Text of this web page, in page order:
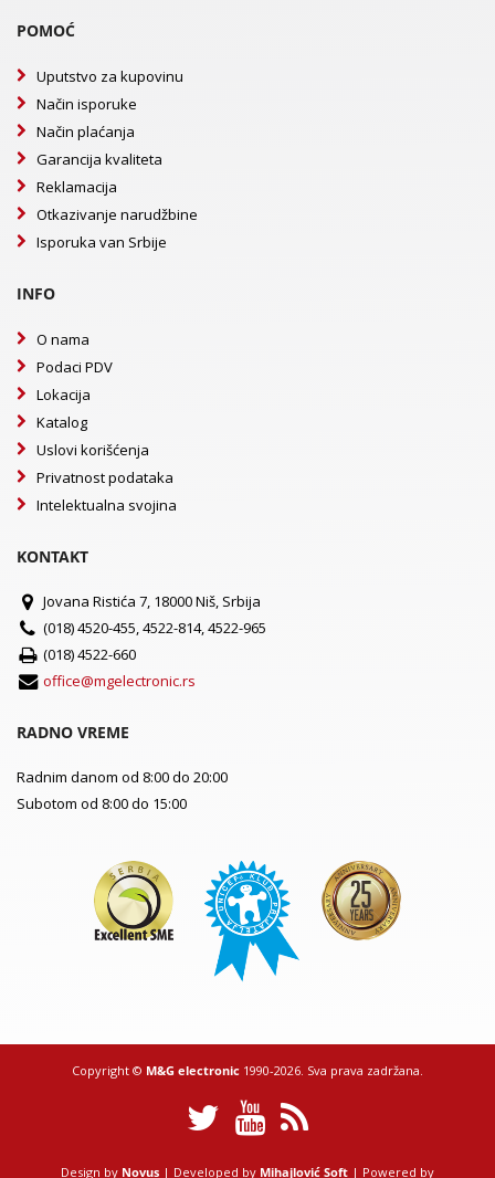
POMOĆ
Uputstvo za kupovinu
Način isporuke
Način plaćanja
Garancija kvaliteta
Reklamacija
Otkazivanje narudžbine
Isporuka van Srbije
INFO
O nama
Podaci PDV
Lokacija
Katalog
Uslovi korišćenja
Privatnost podataka
Intelektualna svojina
KONTAKT
Jovana Ristića 7, 18000 Niš, Srbija
(018) 4520-455, 4522-814, 4522-965
(018) 4522-660
office@mgelectronic.rs
RADNO VREME
Radnim danom od 8:00 do 20:00
Subotom od 8:00 do 15:00
Copyright © M&G electronic 1990-2026. Sva prava zadržana.
Design by Novus | Developed by Mihajlović Soft | Powered by